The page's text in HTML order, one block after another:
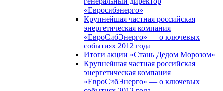
«Евросибэнерго»
Крупнейшая частная российская
энергетическая компания
«ЕвроСибЭнерго» — о ключевых
событиях 2012 года
Итоги акции «Стань Дедом Морозом»
Крупнейшая частная российская
энергетическая компания
«ЕвроСибЭнерго» — о ключевых